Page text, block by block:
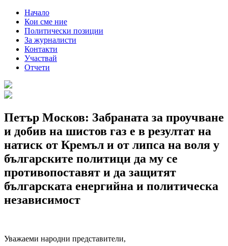
Начало
Кои сме ние
Политически позиции
За журналисти
Контакти
Участвай
Отчети
Петър Москов: Забраната за проучване
и добив на шистов газ е в резултат на
натиск от Кремъл и от липса на воля у
българските политици да му се
противопоставят и да защитят
българската енергийна и политическа
независимост
Уважаеми народни представители,